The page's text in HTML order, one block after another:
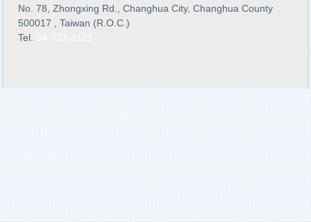
No. 78, Zhongxing Rd., Changhua City, Changhua County
500017 , Taiwan (R.O.C.)
Tel.